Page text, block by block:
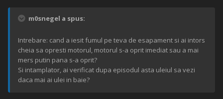
m0snegel a spus:
Intrebare: cand a iesit fumul pe teva de esapament si ai intors
cheia sa opresti motorul, motorul s-a oprit imediat sau a mai
mers putin pana s-a oprit?
Si intamplator, ai verificat dupa episodul asta uleiul sa vezi
daca mai ai ulei in baie?